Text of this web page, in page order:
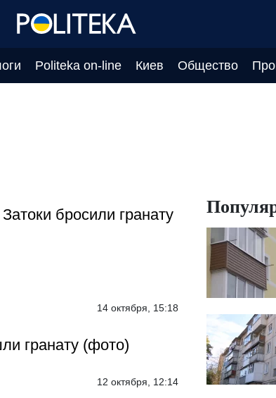
Politeka on-line Киев Общество
бросили гранату
14 октября, 15:18
гранату (фото)
12 октября, 12:14